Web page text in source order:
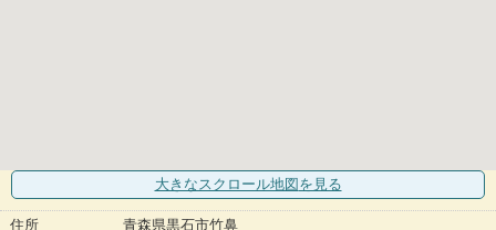
大きなスクロール地図 を見る
住所
青森県黒石市竹鼻